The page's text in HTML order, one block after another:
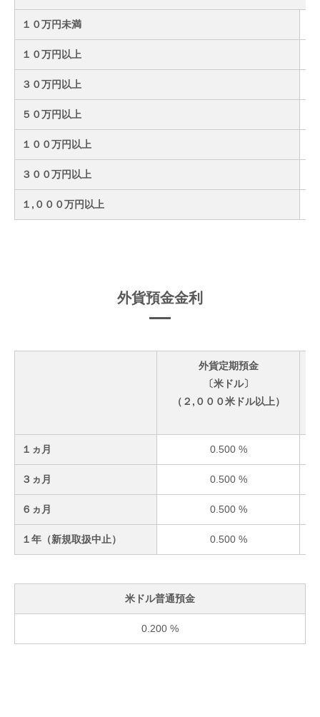
１０万円未満
１０万円以上
３０万円以上
５０万円以上
１００万円以上
３００万円以上
１,０００万円以上
外貨預金金利
外貨定期預金
〔米ドル〕
（２,０００米ドル以上）
１ヵ月 0.500 %
３ヵ月 0.500 %
６ヵ月 0.500 %
１年（新規取扱中止） 0.500 %
米ドル普通預金
0.200 %